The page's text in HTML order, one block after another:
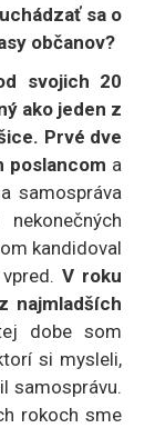
sa o
občanov?
svojich 20
ako jeden z
Prvé dve
poslancom a
samospráva
kandidoval
V roku
najmladších
dobe som
si mysleli,
samosprávu.
rokoch sme